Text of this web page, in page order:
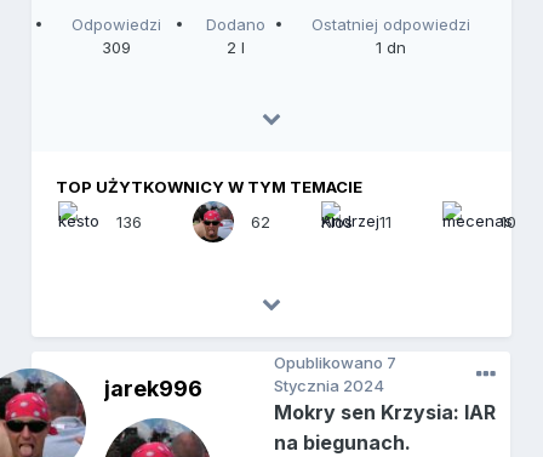
Odpowiedzi
309
Dodano
2 l
Ostatniej odpowiedzi
1 dn
TOP UŻYTKOWNICY W TYM TEMACIE
136
62 11 10
jarek996
Opublikowano 7
Stycznia 2024
Mokry sen Krzysia: IAR
na biegunach.